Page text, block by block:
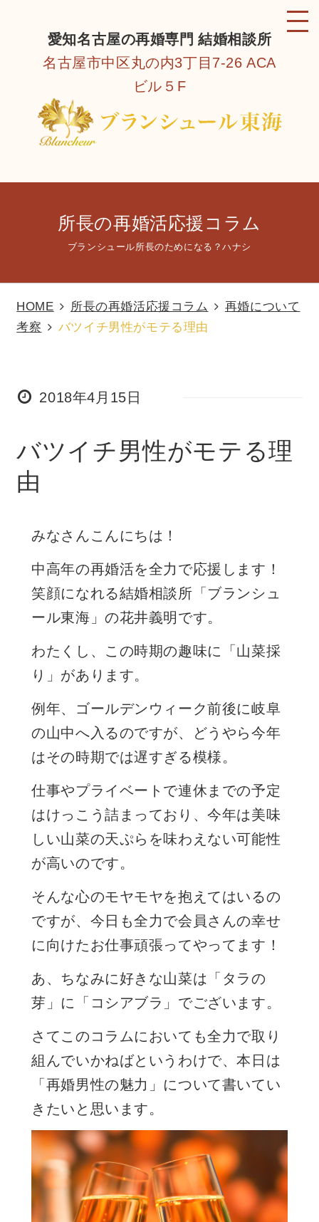
愛知名古屋の再婚専門 結婚相談所
名古屋市中区丸の内3丁目7-26 ACA
ビル５F
所長の再婚活応援コラム
ブランシュール所長のためになる？ハナシ
HOME 所長の再婚活応援コラム
再婚について
考察
バツイチ男性がモテる理由
バツイチ男性がモテる理
由
2018年4月15日
みなさんこんにちは！
中高年の再婚活を全力で応援します！
笑顔になれる結婚相談所「ブランシュ
ール東海」の花井義明です。
わたくし、この時期の趣味に「山菜採
り」があります。
例年、ゴールデンウィーク前後に岐阜
の山中へ入るのですが、どうやら今年
はその時期では遅すぎる模様。
仕事やプライベートで連休までの予定
はけっこう詰まっており、今年は美味
しい山菜の天ぷらを味わえない可能性
が高いのです。
そんな心のモヤモヤを抱えてはいるの
ですが、今日も全力で会員さんの幸せ
に向けたお仕事頑張ってやってます！
あ、ちなみに好きな山菜は「タラの
芽」に「コシアブラ」でございます。
さてこのコラムにおいても全力で取り
組んでいかねばというわけで、本日は
「再婚男性の魅力」について書いてい
きたいと思います。